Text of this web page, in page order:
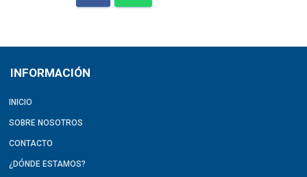
INFORMACIÓN
INICIO
SOBRE NOSOTROS
CONTACTO
¿DÓNDE ESTAMOS?